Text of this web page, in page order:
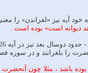
آیه نیز «لغزاندن» را
دیوانه است» بوده است .
را بلغزانند و در سوره
باشد ، مثلا چون آنحضرت